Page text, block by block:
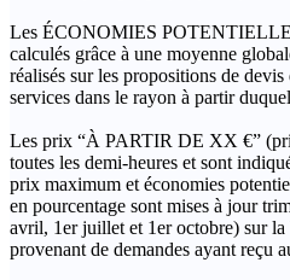
Les ÉCONOMIES
calculés grâce à une moyenne
réalisés sur les propositions de devis
services dans le rayon à partir
Les prix “À PARTIR DE XX €”
toutes les demi-heures et sont
prix maximum et économies
en pourcentage sont mises à jour
avril, 1er juillet et 1er octobre) sur la
provenant de demandes ayant reçu